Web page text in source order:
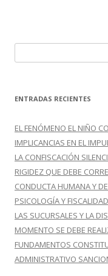
u
c
r
:
ENTRADAS RECIENTES
EL FENÓMENO EL NIÑO
IMPLICANCIAS EN EL
LA CONFISCACIÓN
RIGIDEZ QUE DEBE
CONDUCTA HUMANA Y
PSICOLOGÍA Y
LAS SUCURSALES Y LA
MOMENTO SE DEBE
FUNDAMENTOS
ADMINISTRATIVO